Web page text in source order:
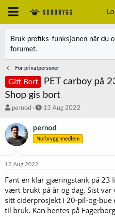
Bruk prefiks-funksjonen når du
forumet.
For privatpersoner
Gitt Bort
PET carboy på
Shop gis bort
T
å
d
s
t
r
pernod
S
a
r
t
o
13 Aug 2022
pernod
Norbrygg-medlem
13 Aug 2022
Fant en klar gjæringstank på 23
vært brukt på år og dag. Sist var
sitt ciderprosjekt i 20-pil-og-bue
til bruk. Kan hentes på